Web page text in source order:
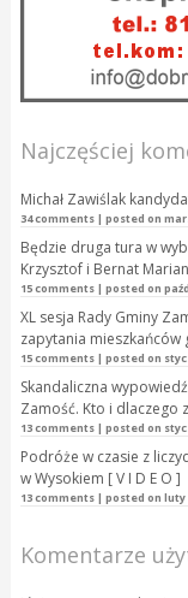
Najczęściej
Michał Zawiślak
34 comments| posted on
Będzie druga tura w
Krzysztof i Bernat Marian
15 comments| posted on
XL sesja Rady Gminy
zapytania mieszkańców
15 comments| posted on
Skandaliczna
Zamość. Kto i dlaczego
13 comments| posted on
Podróże w czasie z
w Wysokiem [ V I D E O ]
13 comments| posted on luty
Komentarze